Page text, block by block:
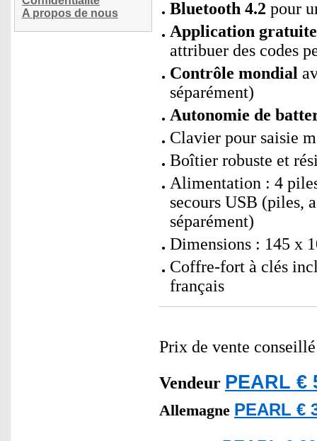
A propos de nous
Bluetooth 4.2 pour
Application
attribuer des codes
Contrôle mondial
séparément)
Autonomie de
Clavier pour saisie
Boîtier robuste et
Alimentation : 4
secours USB (piles,
séparément)
Dimensions : 145 x
Coffre-fort à clés
français
Prix de vente
Vendeur PEARL €
Allemagne PEARL €